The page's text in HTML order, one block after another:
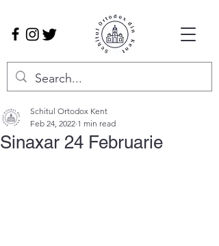
Sinaxar 24 Februarie
Schitul Ortodox Kent
Feb 24, 2022 1 min read